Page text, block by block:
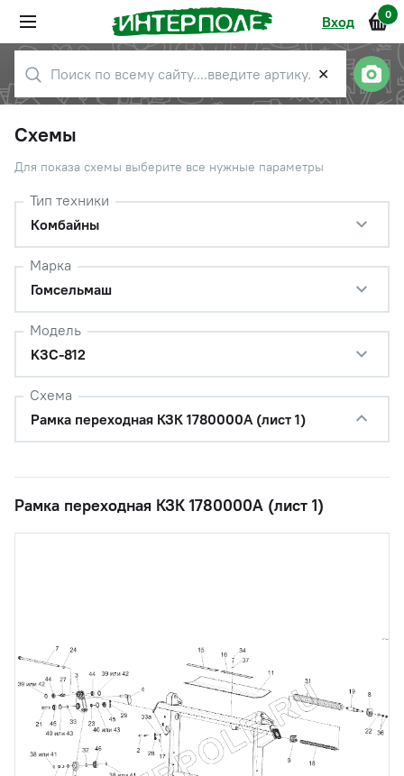
Вход 0
✕
Схемы
Для показа схемы выберите все нужные параметры
Тип техники
Комбайны
Марка
Гомсельмаш
Модель
KЗС-812
Схема
Рамка переходная КЗК 1780000А (лист 1)
Рамка переходная КЗК 1780000А (лист 1)